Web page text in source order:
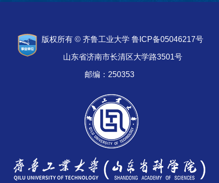
版权所有 © 齐鲁工业大学 鲁ICP备05046217号
山东省济南市长清区大学路3501号
邮编：250353